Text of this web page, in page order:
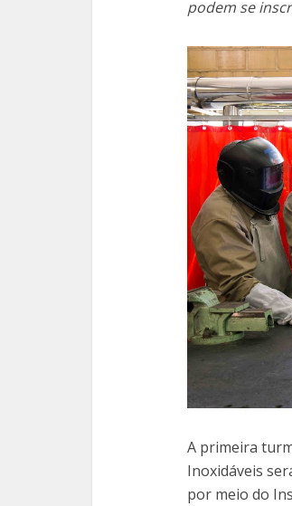
podem se
A primeira
Inoxidáveis
por meio do